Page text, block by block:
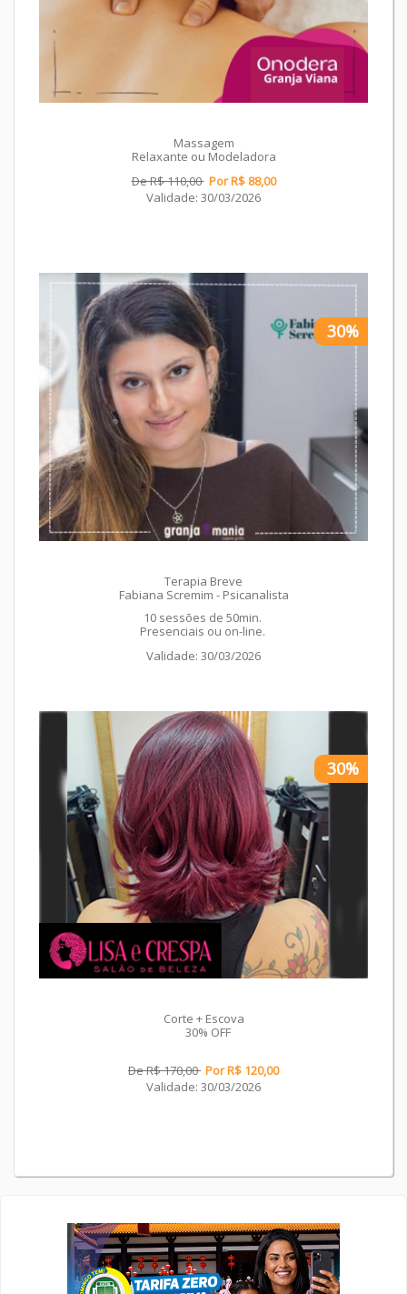
Massagem
Relaxante ou Modeladora
De R$ 110,00 Por R$ 88,00
Validade: 30/03/2026
30%
Terapia Breve
Fabiana Scremim - Psicanalista
10 sessões de 50min.
Presenciais ou on-line.
Validade: 30/03/2026
30%
Corte + Escova
30% OFF
De R$ 170,00 Por R$ 120,00
Validade: 30/03/2026